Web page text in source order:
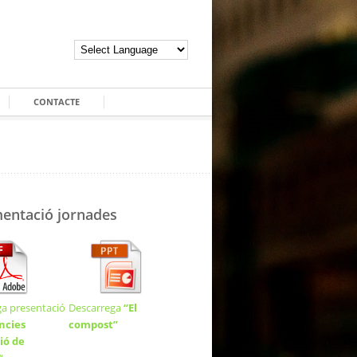
CONTACTE
jornades
Descarrega“El
compost”
presentació
de